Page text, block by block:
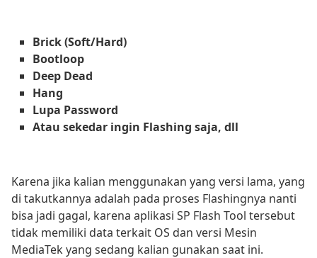
Brick (Soft/Hard)
Bootloop
Deep Dead
Hang
Lupa Password
Atau sekedar ingin Flashing saja, dll
Karena jika kalian menggunakan yang versi lama, yang
di takutkannya adalah pada proses Flashingnya nanti
bisa jadi gagal, karena aplikasi SP Flash Tool tersebut
tidak memiliki data terkait OS dan versi Mesin
MediaTek yang sedang kalian gunakan saat ini.